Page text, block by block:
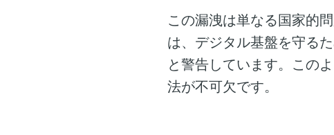
この漏洩は単なる国家的
は、デジタル基盤を守る
と警告しています。この
法が不可欠です。